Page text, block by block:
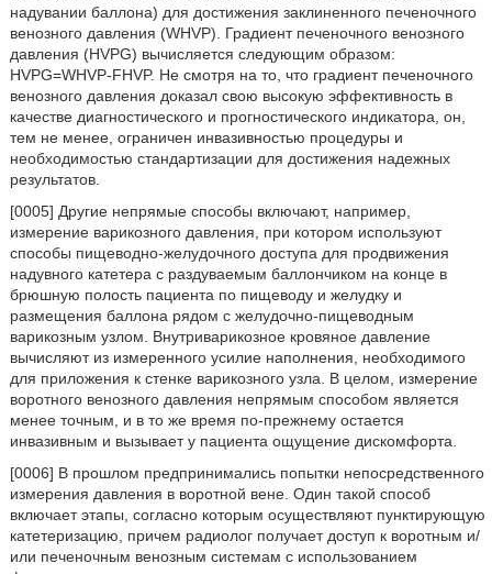
надувании баллона) для достижения заклиненного печеночного
венозного давления (WHVP). Градиент печеночного венозного
давления (HVPG) вычисляется следующим образом:
HVPG=WHVP-FHVP. Не смотря на то, что градиент печеночного
венозного давления доказал свою высокую эффективность в
качестве диагностического и прогностического индикатора, он,
тем не менее, ограничен инвазивностью процедуры и
необходимостью стандартизации для достижения надежных
результатов.
[0005] Другие непрямые способы включают, например,
измерение варикозного давления, при котором используют
способы пищеводно-желудочного доступа для продвижения
надувного катетера с раздуваемым баллончиком на конце в
брюшную полость пациента по пищеводу и желудку и
размещения баллона рядом с желудочно-пищеводным
варикозным узлом. Внутриварикозное кровяное давление
вычисляют из измеренного усилие наполнения, необходимого
для приложения к стенке варикозного узла. В целом, измерение
воротного венозного давления непрямым способом является
менее точным, и в то же время по-прежнему остается
инвазивным и вызывает у пациента ощущение дискомфорта.
[0006] В прошлом предпринимались попытки непосредственного
измерения давления в воротной вене. Один такой способ
включает этапы, согласно которым осуществляют пунктирующую
катетеризацию, причем радиолог получает доступ к воротным и/
или печеночным венозным системам с использованием